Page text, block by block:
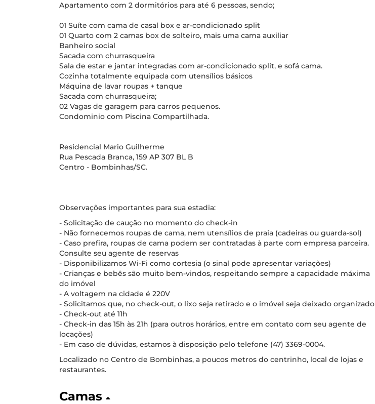
Apartamento com 2 dormitórios para até 6 pessoas, sendo;
01 Suíte com cama de casal box e ar-condicionado split
01 Quarto com 2 camas box de solteiro, mais uma cama auxiliar
Banheiro social
Sacada com churrasqueira
Sala de estar e jantar integradas com ar-condicionado split, e sofá cama.
Cozinha totalmente equipada com utensílios básicos
Máquina de lavar roupas + tanque
Sacada com churrasqueira;
02 Vagas de garagem para carros pequenos.
Condominio com Piscina Compartilhada.
Residencial Mario Guilherme
Rua Pescada Branca, 159 AP 307 BL B
Centro - Bombinhas/SC.
Observações importantes para sua estadia:
- Solicitação de caução no momento do check-in
- Não fornecemos roupas de cama, nem utensílios de praia (cadeiras ou guarda-sol)
- Caso prefira, roupas de cama podem ser contratadas à parte com empresa parceira.
Consulte seu agente de reservas
- Disponibilizamos Wi-Fi como cortesia (o sinal pode apresentar variações)
- Crianças e bebês são muito bem-vindos, respeitando sempre a capacidade máxima
do imóvel
- A voltagem na cidade é 220V
- Solicitamos que, no check-out, o lixo seja retirado e o imóvel seja deixado organizado
- Check-out até 11h
- Check-in das 15h às 21h (para outros horários, entre em contato com seu agente de
locações)
- Em caso de dúvidas, estamos à disposição pelo telefone (47) 3369-0004.
Localizado no Centro de Bombinhas, a poucos metros do centrinho, local de lojas e
restaurantes.
Camas